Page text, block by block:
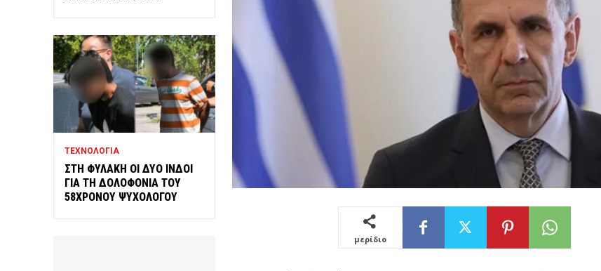
ΤΕΧΝΟΛΟΓΙΑ
ΣΤΗ ΦΥΛΑΚΗ ΟΙ ΔΥΟ ΙΝΔΟΙ
ΓΙΑ ΤΗ ΔΟΛΟΦΟΝΙΑ ΤΟΥ
58ΧΡΟΝΟΥ ΨΥΧΟΛΟΓΟΥ
μερίδιο